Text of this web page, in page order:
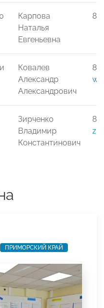
Карпова
Наталья
Евгеньевна
8-
Ковалев
Александр
Александрович
8-
Зирченко
Владимир
Константинович
8-
ПРИМОРСКИЙ КРАЙ